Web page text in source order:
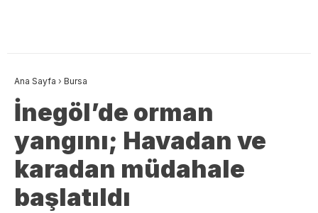
Ana Sayfa › Bursa
İnegöl’de orman
yangını; Havadan ve
karadan müdahale
başlatıldı